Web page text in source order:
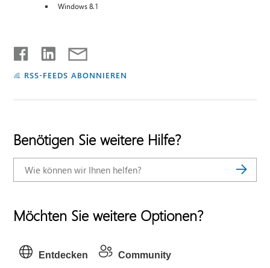
Windows 8.1
RSS-FEEDS ABONNIEREN
Benötigen Sie weitere Hilfe?
Möchten Sie weitere Optionen?
Entdecken Community